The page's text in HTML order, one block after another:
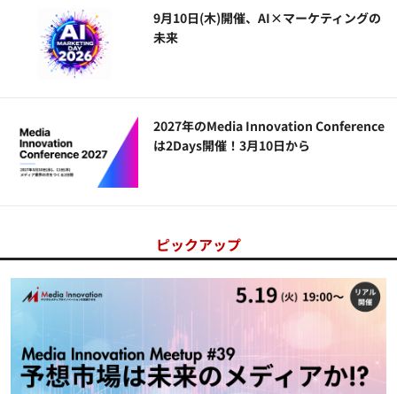
9月10日(木)開催、AI×マーケティングの
未来
2027年のMedia Innovation Conference
は2Days開催！3月10日から
ピックアップ